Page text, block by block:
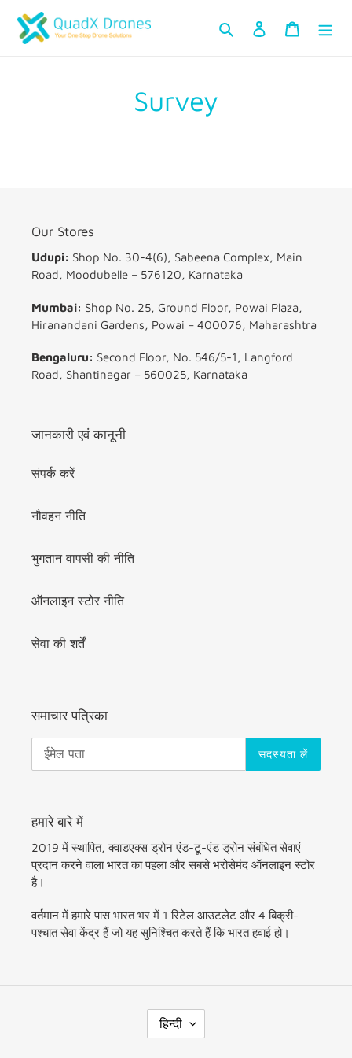
लॉग इन करें
कार्ट
Survey
Our Stores
Udupi: Shop No. 30-4(6), Sabeena Complex, Main
Road, Moodubelle – 576120, Karnataka
Mumbai: Shop No. 25, Ground Floor, Powai Plaza,
Hiranandani Gardens, Powai – 400076, Maharashtra
Bengaluru: Second Floor, No. 546/5-1, Langford
Road, Shantinagar – 560025, Karnataka
जानकारी एवं कानूनी
संपर्क करें
नौवहन नीति
भुगतान वापसी की नीति
ऑनलाइन स्टोर नीति
सेवा की शर्तें
समाचार पत्रिका
सदस्यता लें
हमारे बारे में
2019 में स्थापित, क्वाडएक्स ड्रोन एंड-टू-एंड ड्रोन संबंधित सेवाएं
प्रदान करने वाला भारत का पहला और सबसे भरोसेमंद ऑनलाइन स्टोर
है।
वर्तमान में हमारे पास भारत भर में 1 रिटेल आउटलेट और 4 बिक्री-
पश्चात सेवा केंद्र हैं जो यह सुनिश्चित करते हैं कि भारत हवाई हो।
भा
षा
हिन्दी